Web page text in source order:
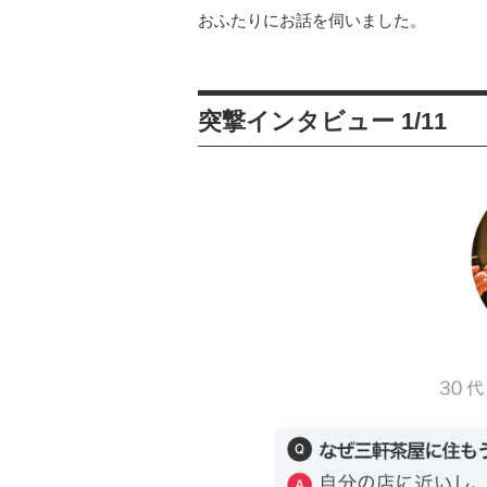
おふたりにお話を伺いました。
突撃インタビュー 1/11